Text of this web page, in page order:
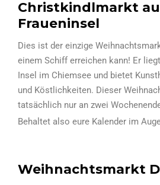
Christkindlmarkt
Fraueninsel
Dies ist der einzige
einem Schiff erreichen kann! Er
Insel im Chiemsee und bietet
und Köstlichkeiten. Dieser
tatsächlich nur an zwei
Behaltet also eure Kalender im
Weihnachtsmarkt